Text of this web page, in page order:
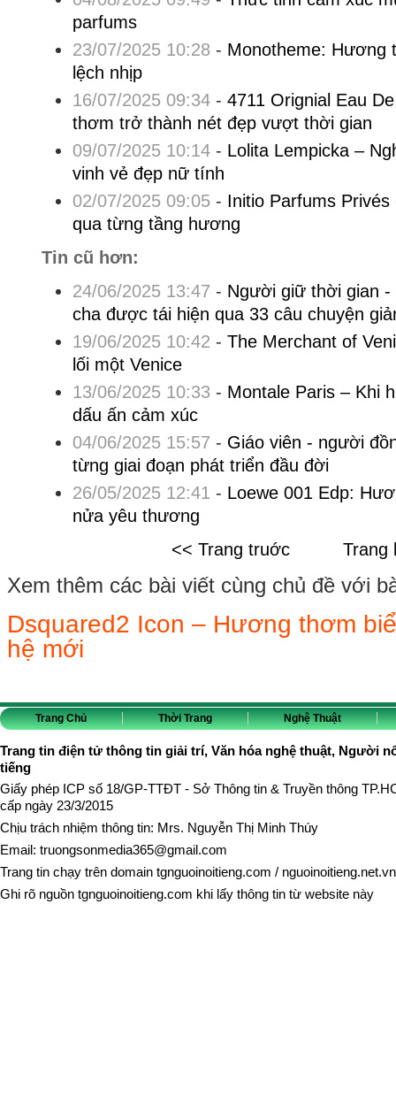
parfums
23/07/2025 10:28 - Monotheme: Hương
lệch nhịp
16/07/2025 09:34- 4711 Orignial Eau
thơm trở thành nét đẹp vượt thời gian
09/07/2025 10:14- Lolita Lempicka –
vinh vẻ đẹp nữ tính
02/07/2025 09:05- Initio Parfums
qua từng tầng hương
Tin cũ hơn:
24/06/2025 13:47 - Người giữ thời gian
cha được tái hiện qua 33 câu chuyện
19/06/2025 10:42 - The Merchant of
lối một Venice
13/06/2025 10:33 - Montale Paris – Khi
dấu ấn cảm xúc
04/06/2025 15:57 - Giáo viên - người
từng giai đoạn phát triển đầu đời
26/05/2025 12:41 - Loewe 001 Edp:
nửa yêu thương
<< Trang truớc
Trang
Xem thêm các bài viết cùng chủ đề với
Dsquared2 Icon – Hương thơm
hệ mới
Trang Chủ Thời Trang Nghệ Thuật
Trang tin điện tử thông tin giải trí, Văn hóa nghệ thuật, Người
tiếng
Giấy phép ICP số 18/GP-TTĐT - Sở Thông tin & Truyền thông
cấp ngày 23/3/2015
Chịu trách nhiệm thông tin: Mrs. Nguyễn Thị Minh Thúy
Email: truongsonmedia365@gmail.com
Trang tin chạy trên domain tgnguoinoitieng.com / nguoinoitieng.net.vn
Ghi rõ nguồn tgnguoinoitieng.com khi lấy thông tin từ website này